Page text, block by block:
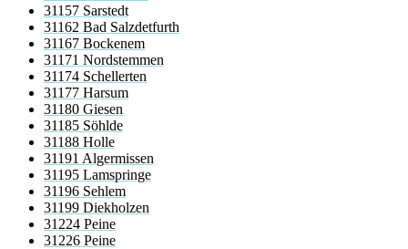
31157 Sarstedt
31162 Bad Salzdetfurth
31167 Bockenem
31171 Nordstemmen
31174 Schellerten
31177 Harsum
31180 Giesen
31185 Söhlde
31188 Holle
31191 Algermissen
31195 Lamspringe
31196 Sehlem
31199 Diekholzen
31224 Peine
31226 Peine